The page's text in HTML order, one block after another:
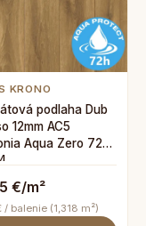
KRONO
podlaha Dub
12mm AC5
Aqua Zero 72h
€/m²
/ balenie (1,318 m²)